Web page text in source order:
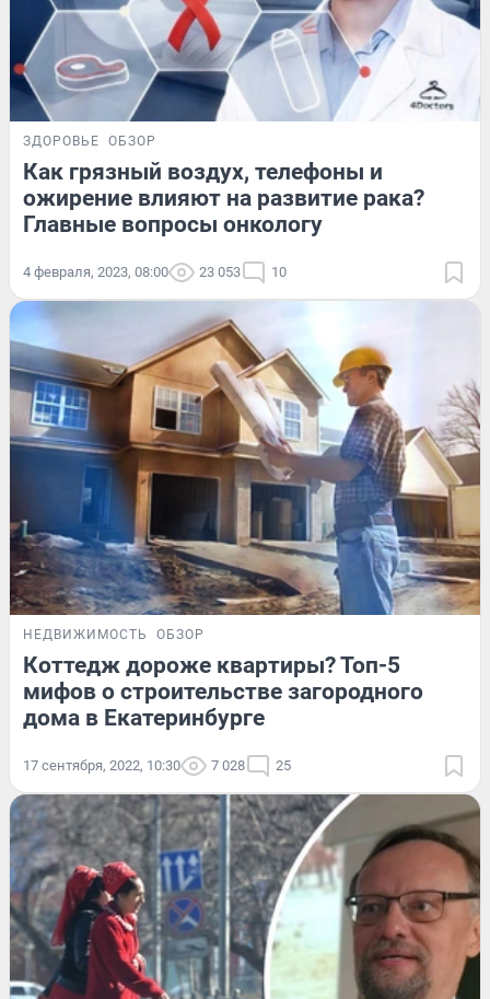
ЗДОРОВЬЕ ОБЗОР
Как грязный воздух, телефоны и
ожирение влияют на развитие рака?
Главные вопросы онкологу
4 февраля, 2023, 08:00 23 053 10
НЕДВИЖИМОСТЬ ОБЗОР
Коттедж дороже квартиры? Топ-5
мифов о строительстве загородного
дома в Екатеринбурге
17 сентября, 2022, 10:30 7 028 25